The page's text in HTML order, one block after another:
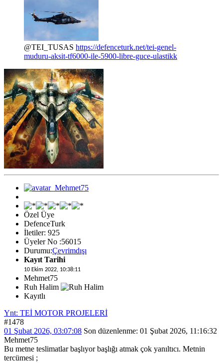
@TEI_TUSAS https://defenceturk.net/tei-genel-
muduru-aksit-tf6000-ile-5900-libre-guce-ulastikk
Özel Üye
DefenceTurk
İletiler: 925
Üyeler No :56015
Durumu:Çevrimdışı
Kayıt Tarihi
10 Ekim 2022, 10:38:11
Mehmet75
Ruh Halim
Kayıtlı
Ynt: TEİ MOTOR PROJELERİ
#1478
01 Şubat 2026, 03:07:08 Son düzenlenme: 01 Şubat 2026, 11:16:32
Mehmet75
Bu metne teslimatlar başlıyor başlığı atmak çok yanıltıcı. Metnin
tercümesi ;